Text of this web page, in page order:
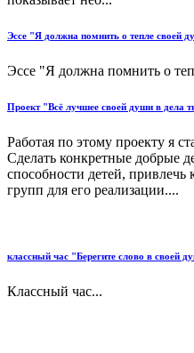
Эссе "Я должна помнить о тепле своей
Эссе "Я должна помнить о
Проект "Всё лучшее своей души в дела
Работая по этому проекту я
Сделать конкретные добрые
способности детей,
групп для его реализации....
классный час "Берегите слово в своей
Классный час...